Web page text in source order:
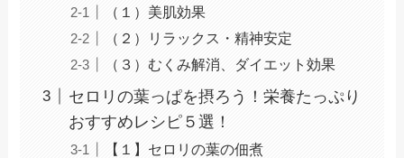
（１）美肌効果
（２）リラックス・精神安定
（３）むくみ解消、ダイエット効果
セロリの葉っぱを摂ろう！栄養たっぷり
おすすめレシピ５選！
【１】セロリの葉の佃煮